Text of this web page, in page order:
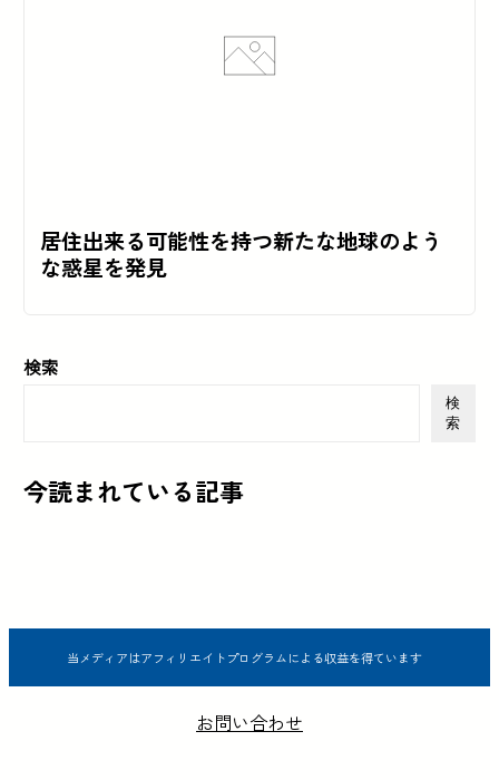
居住出来る可能性を持つ新たな地球のよう
な惑星を発見
検索
検
索
今読まれている記事
当メディアはアフィリエイトプログラムによる収益を得ています
お問い合わせ